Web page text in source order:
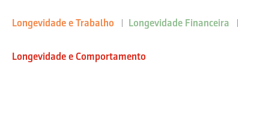
Longevidade e Trabalho Longevidade Financeira
Longevidade e Comportamento